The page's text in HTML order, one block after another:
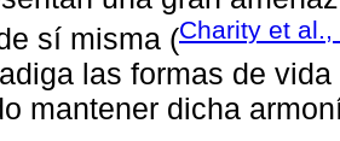
sí misma (Charity et al.,
las formas de
mantener dicha